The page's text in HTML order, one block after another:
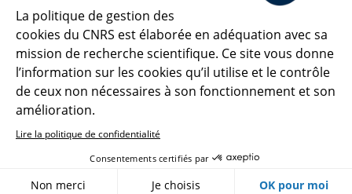
CNRS Le Mag
© 2026, CNRS
Créer un compte Se connecter
Gestion des cookies
La politique de gestion des
cookies du CNRS est élaborée en adéquation avec sa
mission de recherche scientifique. Ce site vous donne
l’information sur les cookies qu’il utilise et le contrôle
de ceux non nécessaires à son fonctionnement et son
amélioration.
Lire la politique de confidentialité
Consentements certifiés par
Non merci Je choisis OK pour moi